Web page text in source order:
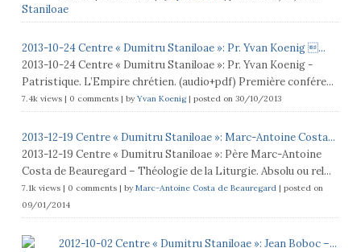
2013-10-24 Centre « Dumitru Staniloae »: Pr. Yvan Koenig ...
2013-10-24 Centre « Dumitru Staniloae »: Pr. Yvan Koenig -
Patristique. L’Empire chrétien. (audio+pdf) Première confére...
7.4k views| 0 comments| byYvan Koenig| posted on 30/10/2013
2013-12-19 Centre « Dumitru Staniloae »: Marc-Antoine Costa...
2013-12-19 Centre « Dumitru Staniloae »: Père Marc-Antoine
Costa de Beauregard – Théologie de la Liturgie. Absolu ou rel...
7.1k views| 0 comments| byMarc-Antoine Costa de Beauregard| posted on
09/01/2014
2012-10-02 Centre « Dumitru Staniloae »: Jean Boboc –...